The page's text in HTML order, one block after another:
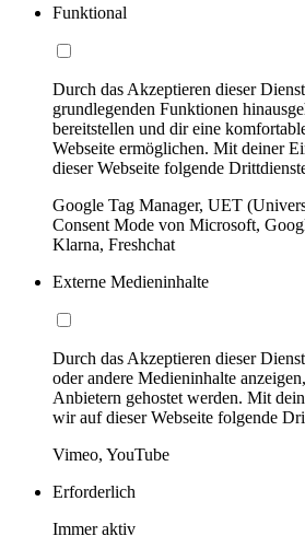
Funktional
Durch das Akzeptieren dieser
grundlegenden Funktionen
bereitstellen und dir eine
Webseite ermöglichen. Mit deiner
dieser Webseite folgende
Google Tag Manager, UET
Consent Mode von Microsoft,
Klarna, Freshchat
Externe Medieninhalte
Durch das Akzeptieren dieser
oder andere Medieninhalte
Anbietern gehostet werden. Mit
wir auf dieser Webseite folgende
Vimeo, YouTube
Erforderlich
Immer aktiv